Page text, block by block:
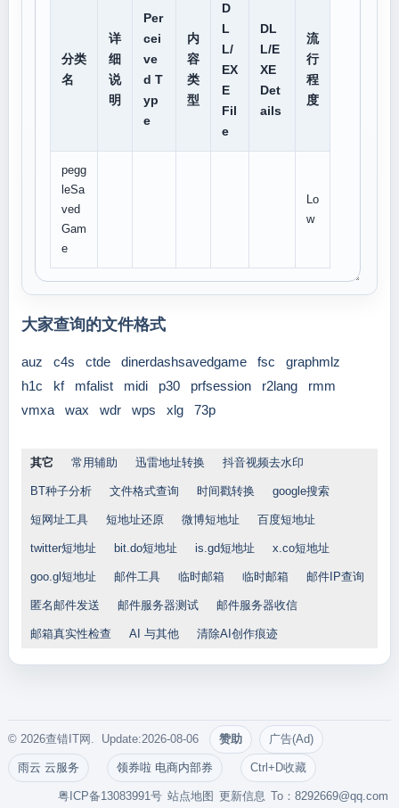
分类
名
详
细
说
明
Per
cei
ve
d T
yp
e
内
容
类
型
D
L
L/
EX
E
Fil
e
DL
L/E
XE
Det
ails
流
行
程
度
pegg
leSa
ved
Gam
e
Lo
w
大家查询的文件格式
auz c4s ctde dinerdashsavedgame fsc
graphmlz
h1c
kf mfalist midi p30 prfsession r2lang
rmm
vmxa
wax wdr wps xlg 73p
其它 常用辅助 迅雷地址转换 抖音视频去水印
BT种子分析 文件格式查询 时间戳转换 google搜索
短网址工具 短地址还原 微博短地址 百度短地址
twitter短地址 bit.do短地址 is.gd短地址 x.co短地址
goo.gl短地址 邮件工具 临时邮箱 临时邮箱 邮件IP查询
匿名邮件发送 邮件服务器测试 邮件服务器收信
邮箱真实性检查 AI 与其他 清除AI创作痕迹
© 2026查错IT网. Update:2026-08-06 赞助 广告(Ad)
雨云 云服务 领券啦 电商内部券 Ctrl+D收藏
To：8292669@qq.com
更新信息
站点地图
粤ICP备13083991号